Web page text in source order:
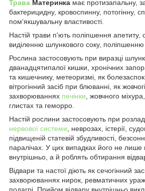
Трава Материнка має протизапальну,
бактерицидну, кровоспинну, потогінну,
пом'якшувальну властивості.
Настій трави п'ють поліпшення апетиту,
виділенню шлункового соку, поліпшенню
Рослина застосовують при виразці
дванадцятипалої кишки, хронічних
та кишечнику, метеоризмі, як
вітрогінний засіб при блюванні, як
захворюваннях печінки , жовчного
глистах та геморро.
Настій рослини застосовують при
нервової системи , неврозах, істерії,
підвищеній статевій збудливості,
паралічах. У цих випадках його не
внутрішньо, а й роблять обтирання
Відвари та настої діють як сечогінний
захворюваннях нирок, ревматичних
подагрі. Прийом відвару внутрішньо